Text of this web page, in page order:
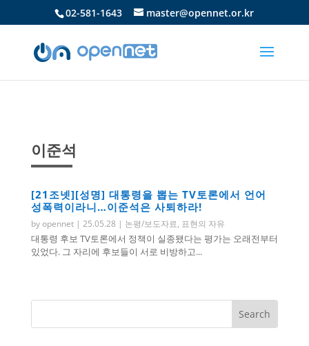
02-581-1643 master@opennet.or.kr
이준석
[21조넷][성명] 대통령을 뽑는 TV토론에서 언어
성폭력이라니…이준석은 사퇴하라!
byopennet| 25.05.28 | 논평/보도자료, 표현의 자유
대통령 후보 TV토론에서 정책이 실종됐다는 평가는 오래전부터
있었다. 그 자리에 후보들이 서로 비방하고...